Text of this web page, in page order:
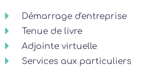
Démarrage d'entreprise
Tenue de livre
Adjointe virtuelle
Services aux particuliers